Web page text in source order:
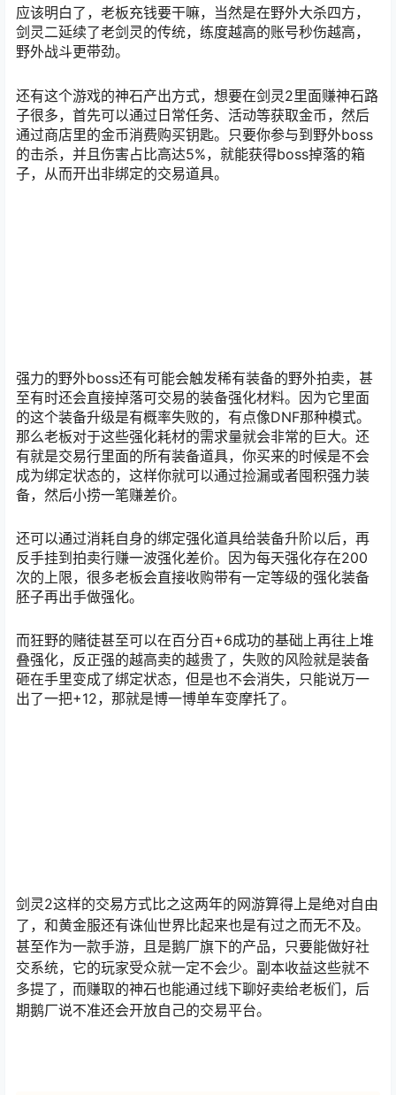
应该明白了，老板充钱要干嘛，当然是在野外大杀四方，
剑灵二延续了老剑灵的传统，练度越高的账号秒伤越高，
野外战斗更带劲。
还有这个游戏的神石产出方式，想要在剑灵2里面赚神石路
子很多，首先可以通过日常任务、活动等获取金币，然后
通过商店里的金币消费购买钥匙。只要你参与到野外boss
的击杀，并且伤害占比高达5%，就能获得boss掉落的箱
子，从而开出非绑定的交易道具。
强力的野外boss还有可能会触发稀有装备的野外拍卖，甚
至有时还会直接掉落可交易的装备强化材料。因为它里面
的这个装备升级是有概率失败的，有点像DNF那种模式。
那么老板对于这些强化耗材的需求量就会非常的巨大。还
有就是交易行里面的所有装备道具，你买来的时候是不会
成为绑定状态的，这样你就可以通过捡漏或者囤积强力装
备，然后小捞一笔赚差价。
还可以通过消耗自身的绑定强化道具给装备升阶以后，再
反手挂到拍卖行赚一波强化差价。因为每天强化存在200
次的上限，很多老板会直接收购带有一定等级的强化装备
胚子再出手做强化。
而狂野的赌徒甚至可以在百分百+6成功的基础上再往上堆
叠强化，反正强的越高卖的越贵了，失败的风险就是装备
砸在手里变成了绑定状态，但是也不会消失，只能说万一
出了一把+12，那就是博一博单车变摩托了。
剑灵2这样的交易方式比之这两年的网游算得上是绝对自由
了，和黄金服还有诛仙世界比起来也是有过之而无不及。
甚至作为一款手游，且是鹅厂旗下的产品，只要能做好社
交系统，它的玩家受众就一定不会少。副本收益这些就不
多提了，而赚取的神石也能通过线下聊好卖给老板们，后
期鹅厂说不准还会开放自己的交易平台。